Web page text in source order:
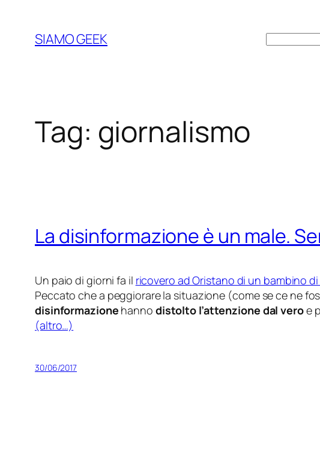
contenuto
SIAMO GEEK Cerca
Tag: giornalismo
La disinformazione è un male.
Un paio di giorni fa il ricovero ad Oristano di un bambino
Peccato che a peggiorare la situazione (come se ce ne
disinformazione hanno distolto l’attenzione dal veroe
(altro…)
30/06/2017